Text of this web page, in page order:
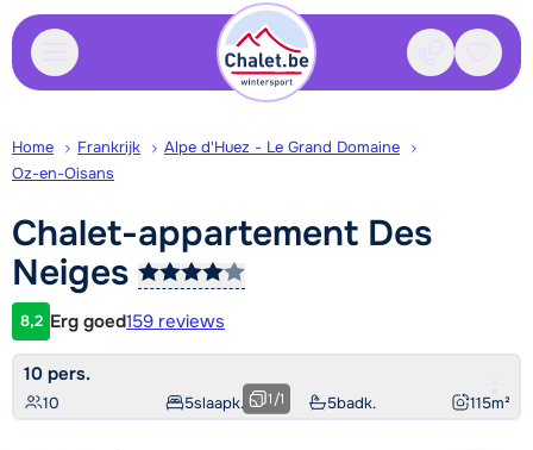
Contact
Home Frankrijk
Alpe d'Huez - Le Grand Domaine
Oz-en-Oisans
Chalet-appartement Des
Neiges
Klantwaardering
8,2 Erg goed159 reviews
10 pers.
10 5slaapk. 5badk. 115m²
1/1